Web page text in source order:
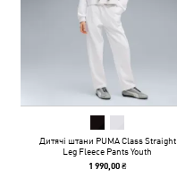
Дитячі штани PUMA Class Straight
Leg Fleece Pants Youth
1 990,00 ₴